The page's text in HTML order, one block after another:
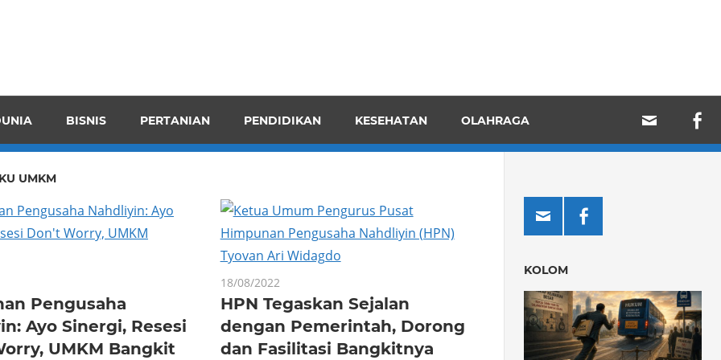
BISNIS PERTANIAN PENDIDIKAN KESEHATAN OLAHRAGA
UMKM
Pengusaha
Ayo Sinergi, Resesi
UMKM Bangkit
18/08/2022
HPN Tegaskan Sejalan
dengan Pemerintah, Dorong
dan Fasilitasi Bangkitnya
KOLOM